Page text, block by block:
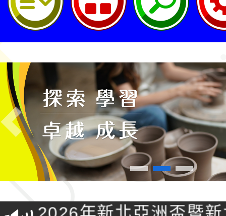
Previous
轉知桃園市政府交通局
共運輸服務，鼓勵民眾
桃「我的減碳存摺2.0
115年第二屆全國原住
2026年新北亞洲盃暨